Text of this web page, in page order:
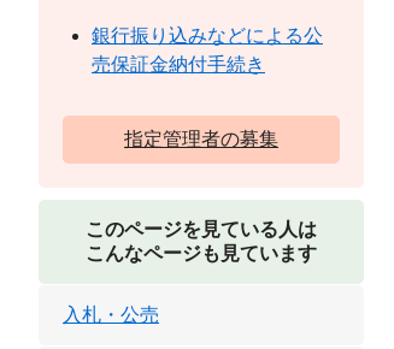
銀行振り込みなどによる公
売保証金納付手続き
指定管理者の募集
このページを見ている人は
こんなページも見ています
入札・公売